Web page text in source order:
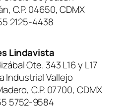
C.P. 04650, CDMX
2125-4438
Lindavista
Ote. 343 L16 y L17
Industrial Vallejo
C.P. 07700, CDMX
5752-9584